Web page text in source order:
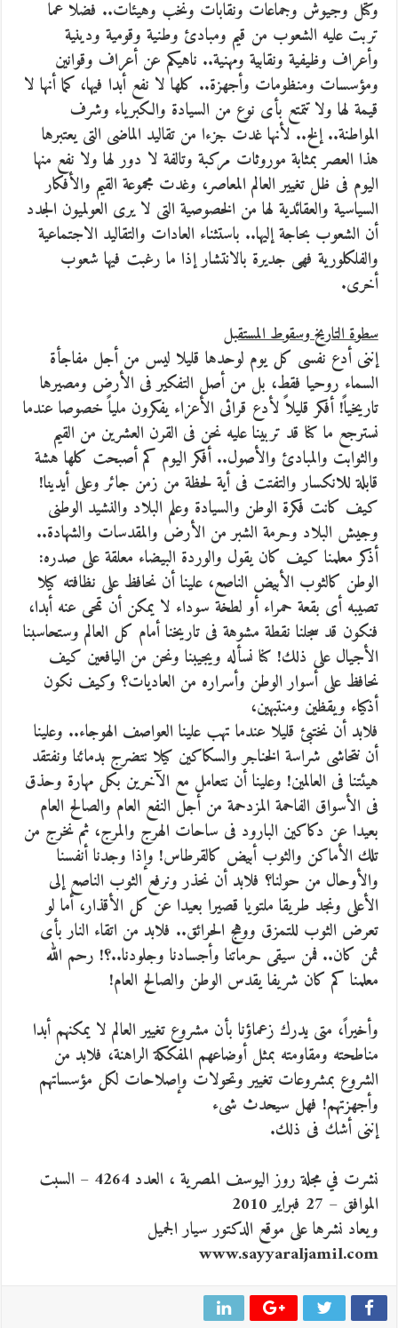
وكتل وجيوش وجماعات ونقابات ونخب وهيئات.. فضلا عما
تربت عليه الشعوب من قيم ومبادئ وطنية وقومية ودينية
وأعراف وظيفية ونقابية ومهنية.. ناهيكم عن أعراف وقوانين
ومؤسسات ومنظومات وأجهزة.. كلها لا نفع أبدا فيها، كما أنها لا
قيمة لها ولا تتمتع بأى نوع من السيادة والكبرياء وشرف
المواطنة.. إلخ.. لأنها غدت جزءا من تقاليد الماضى التى يعتبرها
هذا العصر بمثابة موروثات مركبة وتالفة لا دور لها ولا نفع منها
اليوم فى ظل تغيير العالم المعاصر، وغدت مجموعة القيم والأفكار
السياسية والعقائدية لها من الخصوصية التى لا يرى العولميون الجدد
أن الشعوب بحاجة إليها.. باستثناء العادات والتقاليد الاجتماعية
والفلكلورية فهى جديرة بالانتشار إذا ما رغبت فيها شعوب
أخرى.
سطوة التاريخ وسقوط المستقبل
إننى أدع نفسى كل يوم لوحدها قليلا ليس من أجل مفاجأة
السماء روحيا فقط، بل من أصل التفكير فى الأرض ومصيرها
تاريخياً! أفكر قليلاً لأدع قرائى الأعزاء يفكرون ملياً خصوصا عندما
نسترجع ما كنا قد تربينا عليه نحن فى القرن العشرين من القيم
والثوابت والمبادئ والأصول.. أفكر اليوم كم أصبحت كلها هشة
قابلة للانكسار والتفتت فى أية لحظة من زمن جائر وعلى أيدينا!
كيف كانت فكرة الوطن والسيادة وعلم البلاد والنشيد الوطنى
وجيش البلاد وحرمة الشبر من الأرض والمقدسات والشهادة..
أذكر معلمنا كيف كان يقول والوردة البيضاء معلقة على صدره:
الوطن كالثوب الأبيض الناصع، علينا أن نحافظ على نظافته كيلا
تصيبه أى بقعة حمراء أو لطخة سوداء لا يمكن أن تمحى عنه أبدا،
فنكون قد سجلنا نقطة مشوهة فى تاريخنا أمام كل العالم وستحاسبنا
الأجيال على ذلك! كنا نسأله ويجيبنا ونحن من اليافعين كيف
نحافظ على أسوار الوطن وأسراره من العاديات؟ وكيف نكون
أذكياء ويقظين ومنتبهين،
فلابد أن نختبئ قليلا عندما تهب علينا العواصف الهوجاء.. وعلينا
أن نتحاشى شراسة الخناجر والسكاكين كيلا نتضرج بدمائنا ونفتقد
هيئتنا فى العالمين! وعلينا أن نتعامل مع الآخرين بكل مهارة وحذق
فى الأسواق الفاحمة المزدحمة من أجل النفع العام والصالح العام
بعيدا عن دكاكين البارود فى ساحات الهرج والمرج، ثم نخرج من
تلك الأماكن والثوب أبيض كالقرطاس! وإذا وجدنا أنفسنا
والأوحال من حولنا؟ فلابد أن نحذر ونرفع الثوب الناصع إلى
الأعلى ونجد طريقا ملتويا قصيرا بعيدا عن كل الأقذار، أما لو
تعرض الثوب للتمزق ووهج الحرائق.. فلابد من اتقاء النار بأى
ثمن كان.. فمن سيقى حرماتنا وأجسادنا وجلودنا..؟! رحم الله
معلمنا كم كان شريفا يقدس الوطن والصالح العام!
وأخيراً، متى يدرك زعماؤنا بأن مشروع تغيير العالم لا يمكنهم أبدا
مناطحته ومقاومته بمثل أوضاعهم المفككة الراهنة، فلابد من
الشروع بمشروعات تغيير وتحولات وإصلاحات لكل مؤسساتهم
وأجهزتهم! فهل سيحدث شىء
إننى أشك فى ذلك.
نشرت في مجلة روز اليوسف المصرية ، العدد 4264 – السبت
الموافق – 27 فبراير 2010
ويعاد نشرها على موقع الدكتور سيار الجميل
www.sayyaraljamil.com